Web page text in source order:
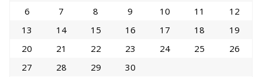
6
7 8 9 10 11
12
13
14 15 16 17 18
19
20
21 22 23 24 25
26
27
28 29 30